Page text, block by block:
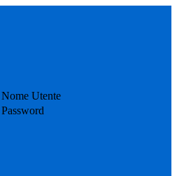
Nome Utente
Password